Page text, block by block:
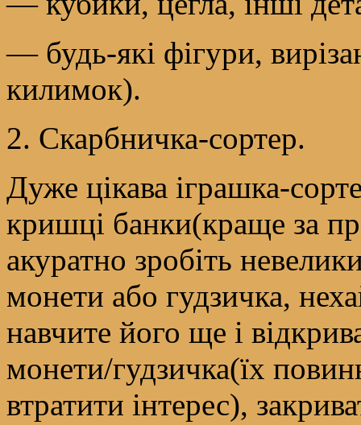
— будь-які фігури,
килимок).
2. Скарбничка-сортер.
Дуже цікава іграшка-
кришці банки(краще за
акуратно зробіть
монети або гудзичка,
навчите його ще і
монети/гудзичка(їх
втратити інтерес),